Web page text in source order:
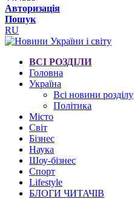
Авторизація
Пошук
RU
ВСІ РОЗДІЛИ
Головна
Україна
Всі новини розділу
Політика
Місто
Світ
Бізнес
Наука
Шоу-бізнес
Спорт
Lifestyle
БЛОГИ ЧИТАЧІВ